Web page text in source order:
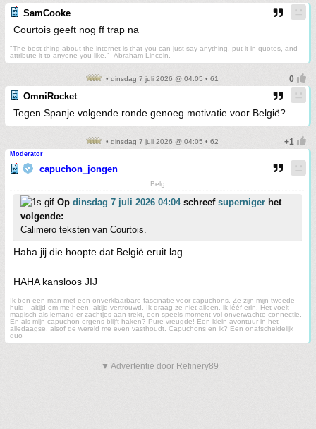
SamCooke
Courtois geeft nog ff trap na
"The best thing about the internet is that you can just say anything, put it in quotes, and
attribute it to anyone you like." -Abraham Lincoln.
• dinsdag 7 juli 2026 @ 04:05 • 61
OmniRocket
Tegen Spanje volgende ronde genoeg motivatie voor België?
• dinsdag 7 juli 2026 @ 04:05 • 62
Moderator
capuchon_jongen
Belg
Op dinsdag 7 juli 2026 04:04schreef superniger het
volgende:
Calimero teksten van Courtois.
Haha jij die hoopte dat België eruit lag
HAHA kansloos JIJ
Ik ben een man met een onverklaarbare fascinatie voor capuchons. Ze zijn mijn tweede
huid—altijd om me heen, altijd vertrouwd. Ik draag ze niet alleen, ik lééf erin. Het voelt
magisch als iemand er zachtjes aan trekt, een speels moment vol onverwachte connectie.
En als mijn capuchon ergens blijft haken? Pure vreugde! Een klein avontuur in het
alledaagse, alsof de wereld me even vasthoudt. Capuchons en ik? Een onafscheidelijk
duo
▼ Advertentie door Refinery89